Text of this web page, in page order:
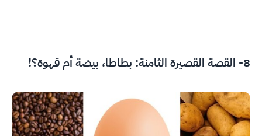
8- القصة القصيرة الثامنة: بطاطا، بيضة أم قهوة؟!